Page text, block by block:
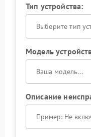
Тип устройства:
Выберите тип
Модель
Описание